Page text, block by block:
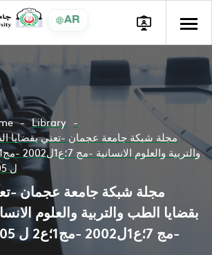
AR
Library
مجلة شبكة جامعة عجمان -تعني بقضايا
ل 2005
مجلة شبكة جامعة عجمان -
بقضايا الطب والتربية والعلوم
-مج 7؛ع1ل2002 -مج1؛ع2 ل 2005